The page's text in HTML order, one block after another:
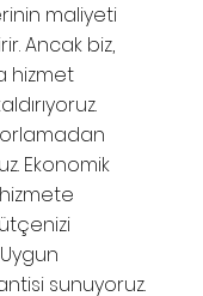
maliyeti
Ancak biz,
hizmet
Ekonomik
sunuyoruz.